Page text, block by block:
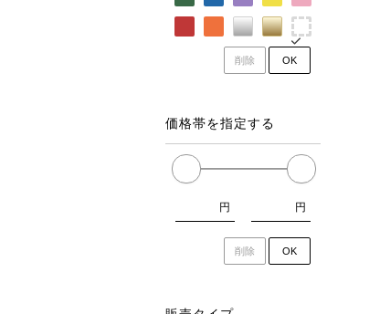
削除 OK
価格帯を指定する
円 円
削除 OK